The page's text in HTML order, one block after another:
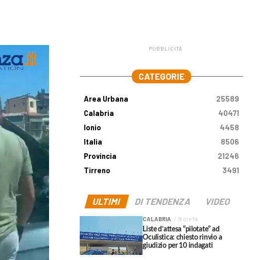
PUBBLICITÀ
CATEGORIE
Area Urbana
25589
Calabria
40471
Ionio
4458
Italia
8506
Provincia
21246
Tirreno
3491
ULTIMI DI TENDENZA VIDEO
CALABRIA 9 ore fa
Liste d’attesa “pilotate” ad
Oculistica: chiesto rinvio a
giudizio per 10 indagati